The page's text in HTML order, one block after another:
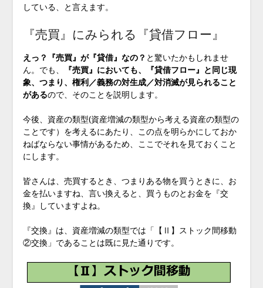
している、と言えます。
『売買』にみられる『貸借フロー』
えっ？『売買』が『貸借』なの？ と驚いたかもしれませ
ん。でも、
『売買』においても、『貸借フロー』と同じ現
象、つまり、権利／義務の対生成／対消滅が見られること
があるので、そのことを説明します。
今後、資産の類型(資産増減の類型から考える資産の類型の
ことです）を考えるにあたり、この点を明らかにしておか
ねばならない事情があるため、ここでそれを見ておくこと
にします。
皆さんは、売買するとき、つまりある物を買うときに、お
金を払いますね、言い換えると、買うものとお金を『交
換』していますよね。
『交換』は、資産増減の類型では「【Ⅱ】ストック間移動
②交換」であることは既に見た通りです。